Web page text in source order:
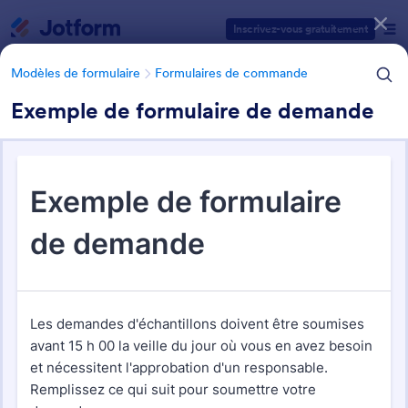
Inscrivez-vous gratuitement
Modèles de formulaire Formulaires de commande
Exemple de formulaire de demande
Modèles de formulaire Formulaires de commande
Modèles de demande de bon
de commande
1 modèles
Catégories des modèles de formulaires